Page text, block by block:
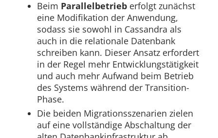
Beim Parallelbetrieberfolgt zunächst
eine Modifikation der Anwendung,
sodass sie sowohl in Cassandra als
auch in die relationale Datenbank
schreiben kann. Dieser Ansatz erfordert
in der Regel mehr Entwicklungstätigkeit
und auch mehr Aufwand beim Betrieb
des Systems während der Transition-
Phase.
Die beiden Migrationsszenarien zielen
auf eine vollständige Abschaltung der